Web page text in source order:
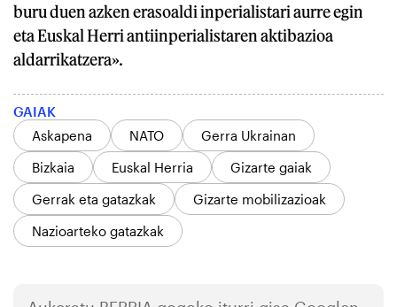
buru duen azken erasoaldi inperialistari aurre egin
eta Euskal Herri antiinperialistaren aktibazioa
aldarrikatzera».
GAIAK
Askapena
NATO
Gerra Ukrainan
Bizkaia
Euskal Herria
Gizarte gaiak
Gerrak eta gatazkak
Gizarte mobilizazioak
Nazioarteko gatazkak